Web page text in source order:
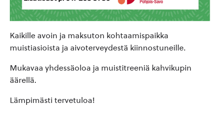
Kaikille avoin ja maksuton kohtaamispaikka
muistiasioista ja aivoterveydestä kiinnostuneille.
Mukavaa yhdessäoloa ja muistitreeniä kahvikupin
äärellä.
Lämpimästi tervetuloa!